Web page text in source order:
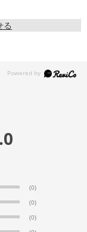
る
(0)
(0)
(0)